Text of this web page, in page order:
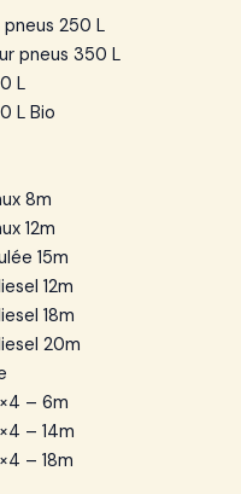
250 L
pneus 350 L
L
L Bio
8m
12m
15m
12m
18m
20m
– 6m
– 14m
– 18m